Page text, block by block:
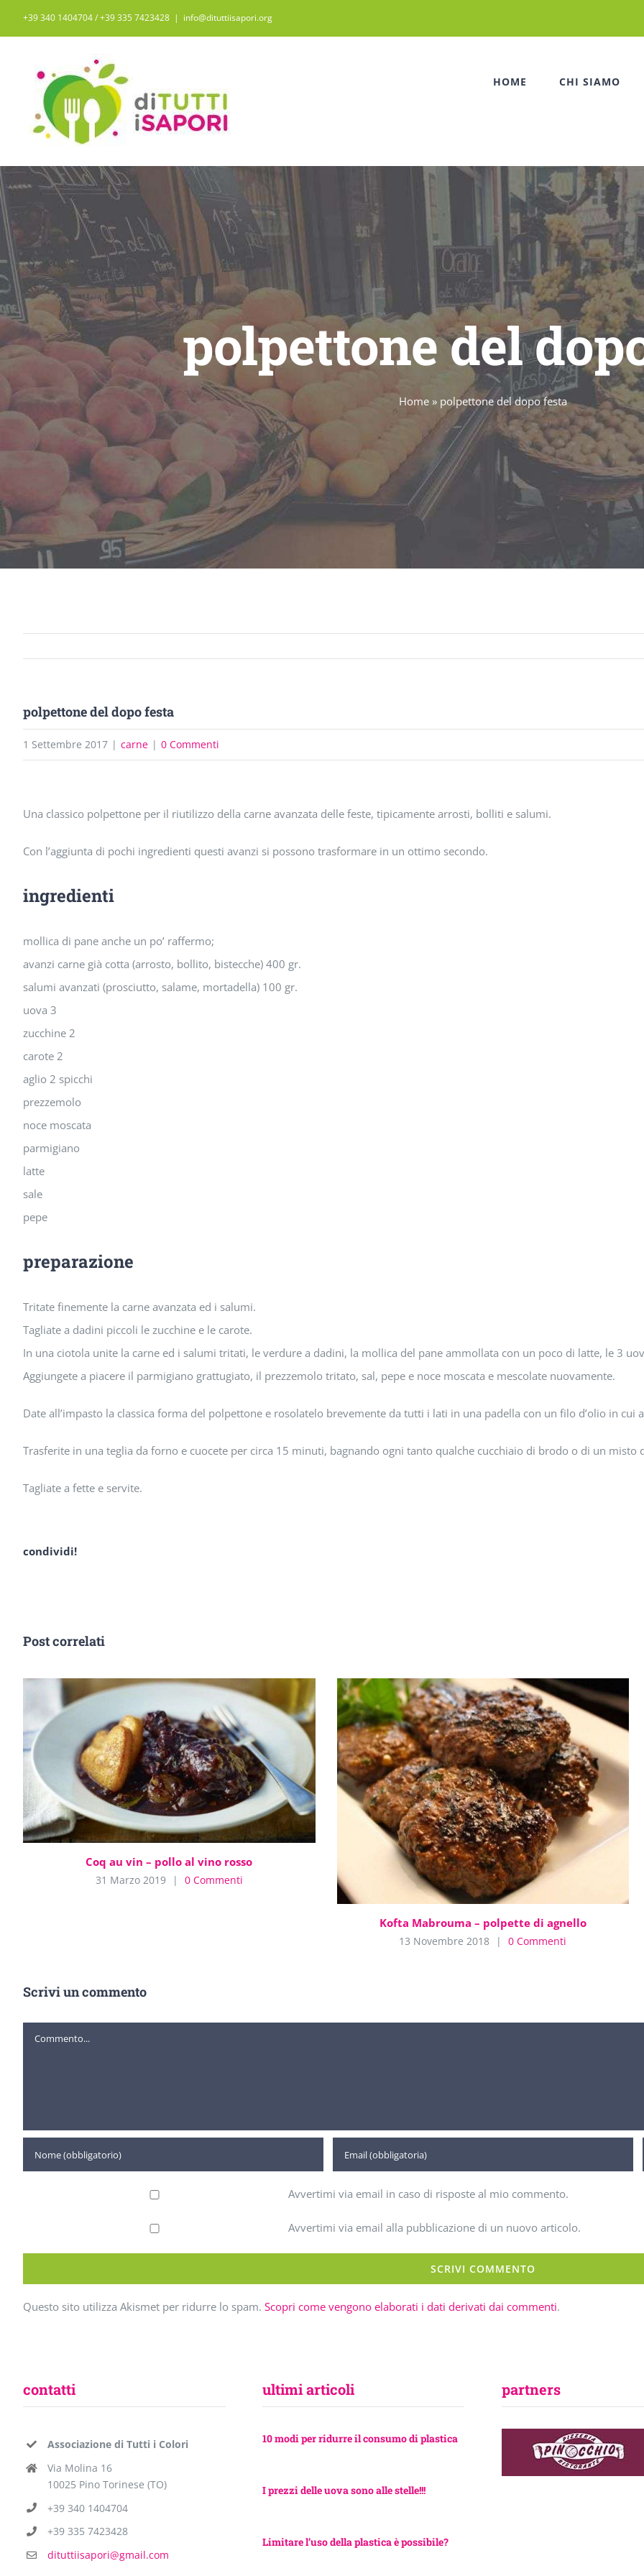
al
+39 340 1404704 / ‭+39 335 7423428‬ | info@dituttiisapori.org
HOME CHI SIAMO
polpettone del
Home » polpettone del dopo festa
polpettone del dopo festa
1 Settembre 2017 | carne | 0 Commenti
immagine
Una classico polpettone per il riutilizzo della carne avanzata delle feste, tipicamente arrosti, bolliti e salumi.
Con l’aggiunta di pochi ingredienti questi avanzi si possono trasformare in un ottimo secondo.
ingredienti
mollica di pane anche un po’ raffermo;
avanzi carne già cotta (arrosto, bollito, bistecche) 400 gr.
salumi avanzati (prosciutto, salame, mortadella) 100 gr.
uova 3
zucchine 2
carote 2
aglio 2 spicchi
prezzemolo
noce moscata
parmigiano
latte
sale
pepe
preparazione
Tritate finemente la carne avanzata ed i salumi.
Tagliate a dadini piccoli le zucchine e le carote.
In una ciotola unite la carne ed i salumi tritati, le verdure a dadini, la mollica del pane ammollata con un poco di latte, le 3
Aggiungete a piacere il parmigiano grattugiato, il prezzemolo tritato, sal, pepe e noce moscata e mescolate nuovamente.
Date all’impasto la classica forma del polpettone e rosolatelo brevemente da tutti i lati in una padella con un filo d’olio in cui
Trasferite in una teglia da forno e cuocete per circa 15 minuti, bagnando ogni tanto qualche cucchiaio di brodo o di un misto
Tagliate a fette e servite.
condividi!
Post correlati
Coq au vin – pollo al vino rosso
31 Marzo 2019 | 0 Commenti
Kofta Mabrouma – polpette di agnello
13 Novembre 2018 | 0 Commenti
Scrivi un commento
Commento
Avvertimi via email in caso di risposte al mio commento.
Avvertimi via email alla pubblicazione di un nuovo articolo.
Questo sito utilizza Akismet per ridurre lo spam. Scopri come vengono elaborati i dati derivati dai commenti.
contatti
Associazione di Tutti i Colori
Via Molina 16
10025 Pino Torinese (TO)
+39 340 1404704
+39 335 7423428
dituttiisapori@gmail.com
ultimi articoli
10 modi per ridurre il consumo di plastica
I prezzi delle uova sono alle stelle!!!
Limitare l’uso della plastica è possibile?
partners